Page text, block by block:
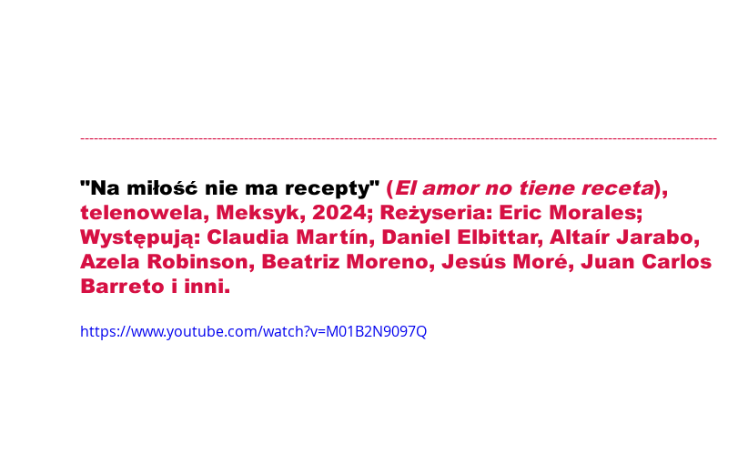
--------------------------------------------------------------------------------------------------------------------------------------------
"Na miłość nie ma recepty" (El amor no tiene receta),
telenowela, Meksyk, 2024; Reżyseria: Eric Morales;
Występują: Claudia Martín, Daniel Elbittar, Altaír Jarabo,
Azela Robinson, Beatriz Moreno, Jesús Moré, Juan Carlos
Barreto i inni.
https://www.youtube.com/watch?v=M01B2N9097Q